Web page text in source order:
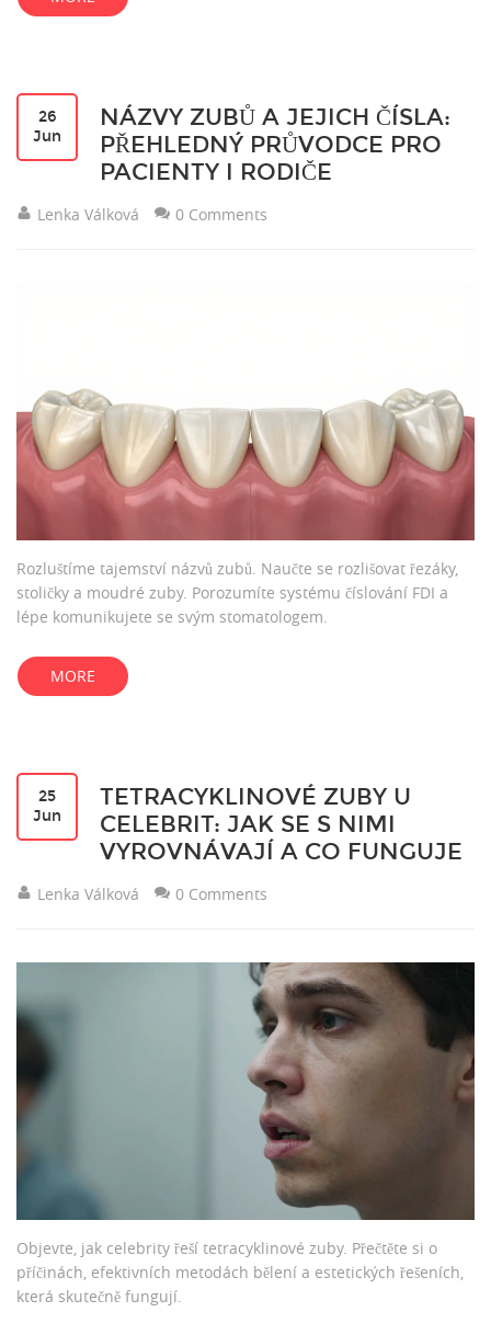
26
Jun
NÁZVY ZUBŮ A JEJICH ČÍSLA:
PŘEHLEDNÝ PRŮVODCE PRO
PACIENTY I RODIČE
Lenka Válková 0 Comments
Rozluštíme tajemství názvů zubů. Naučte se rozlišovat řezáky,
stoličky a moudré zuby. Porozumíte systému číslování FDI a
lépe komunikujete se svým stomatologem.
MORE
25
Jun
TETRACYKLINOVÉ ZUBY U
CELEBRIT: JAK SE S NIMI
VYROVNÁVAJÍ A CO FUNGUJE
Lenka Válková 0 Comments
Objevte, jak celebrity řeší tetracyklinové zuby. Přečtěte si o
příčinách, efektivních metodách bělení a estetických řešeních,
která skutečně fungují.